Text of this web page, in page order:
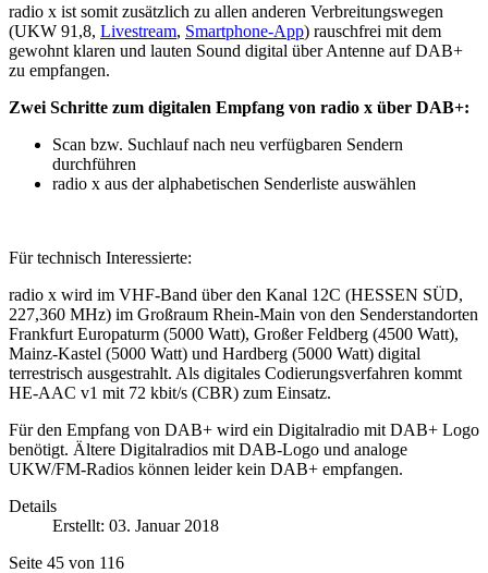
radio x ist somit zusätzlich zu allen anderen Verbreitungswegen
(UKW 91,8, Livestream, Smartphone-App) rauschfrei mit dem
gewohnt klaren und lauten Sound digital über Antenne auf DAB+
zu empfangen.
Zwei Schritte zum digitalen Empfang von radio x über DAB+:
Scan bzw. Suchlauf nach neu verfügbaren Sendern
durchführen
radio x aus der alphabetischen Senderliste auswählen
Für technisch Interessierte:
radio x wird im VHF-Band über den Kanal 12C (HESSEN SÜD,
227,360 MHz) im Großraum Rhein-Main von den Senderstandorten
Frankfurt Europaturm (5000 Watt), Großer Feldberg (4500 Watt),
Mainz-Kastel (5000 Watt) und Hardberg (5000 Watt) digital
terrestrisch ausgestrahlt. Als digitales Codierungsverfahren kommt
HE-AAC v1 mit 72 kbit/s (CBR) zum Einsatz.
Für den Empfang von DAB+ wird ein Digitalradio mit DAB+ Logo
benötigt. Ältere Digitalradios mit DAB-Logo und analoge
UKW/FM-Radios können leider kein DAB+ empfangen.
Details
Erstellt: 03. Januar 2018
Seite 45 von 116